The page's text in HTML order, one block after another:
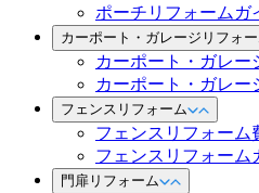
ポーチリフォームガ
カーポート・ガレージリフォ
カーポート・ガレ
カーポート・ガレー
フェンスリフォーム
フェンスリフォーム
フェンスリフォーム
門扉リフォーム